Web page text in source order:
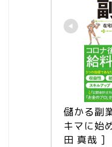
儲かる副
キマに始
田 真哉 ]